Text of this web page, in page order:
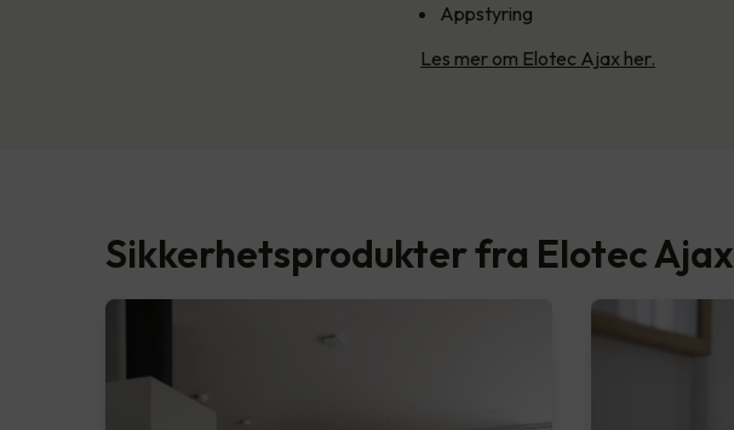
Appstyring
Les mer om Elotec Ajax her.
Sikkerhetsprodukter fra Elotec Ajax